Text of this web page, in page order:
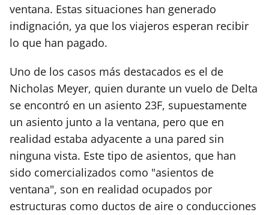
ventana. Estas situaciones han generado
indignación, ya que los viajeros esperan recibir
lo que han pagado.
Uno de los casos más destacados es el de
Nicholas Meyer, quien durante un vuelo de Delta
se encontró en un asiento 23F, supuestamente
un asiento junto a la ventana, pero que en
realidad estaba adyacente a una pared sin
ninguna vista. Este tipo de asientos, que han
sido comercializados como "asientos de
ventana", son en realidad ocupados por
estructuras como ductos de aire o conducciones